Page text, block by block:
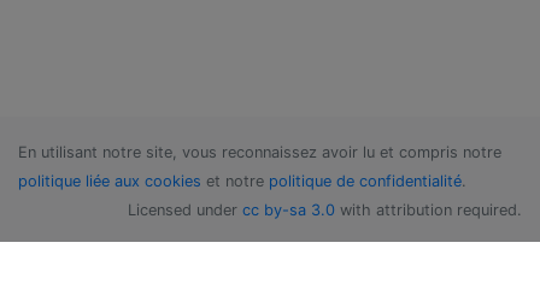
En utilisant notre site, vous reconnaissez avoir lu et compris notre
politique liée aux cookies et notre politique de confidentialité.
Licensed under cc by-sa 3.0 with attribution required.